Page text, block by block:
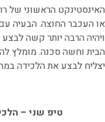
האינסטינקט הראשוני של
או העכבר החוצה. הבעיה
ויהיה הרבה יותר קשה
הבית וחשה סכנה. מומלץ
יצליח לבצע את הלכידה
√ טיפ שני –